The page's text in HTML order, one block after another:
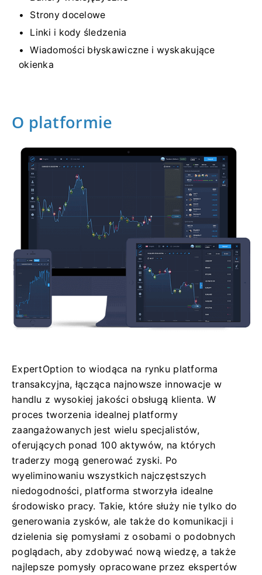
Strony docelowe
Linki i kody śledzenia
Wiadomości błyskawiczne i wyskakujące
okienka
O platformie
ExpertOption to wiodąca na rynku platforma
transakcyjna, łącząca najnowsze innowacje w
handlu z wysokiej jakości obsługą klienta. W
proces tworzenia idealnej platformy
zaangażowanych jest wielu specjalistów,
oferujących ponad 100 aktywów, na których
traderzy mogą generować zyski. Po
wyeliminowaniu wszystkich najczęstszych
niedogodności, platforma stworzyła idealne
środowisko pracy. Takie, które służy nie tylko do
generowania zysków, ale także do komunikacji i
dzielenia się pomysłami z osobami o podobnych
poglądach, aby zdobywać nową wiedzę, a także
najlepsze pomysły opracowane przez ekspertów